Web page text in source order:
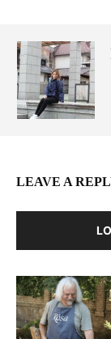
LEAVE A